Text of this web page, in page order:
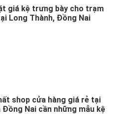
giá kệ trưng bày cho trạm
Long Thành, Đồng Nai
shop cửa hàng giá rẻ tại
Đồng Nai cần những mẫu kệ